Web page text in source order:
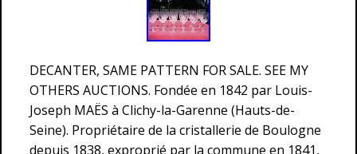
DECANTER, SAME PATTERN FOR SALE. SEE MY
OTHERS AUCTIONS. Fondée en 1842 par Louis-
Joseph MAËS à Clichy-la-Garenne (Hauts-de-
Seine). Propriétaire de la cristallerie de Boulogne
depuis 1838, exproprié par la commune en 1841,